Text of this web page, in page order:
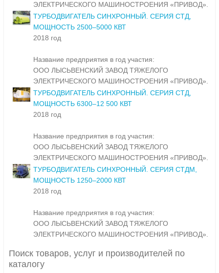
ЭЛЕКТРИЧЕСКОГО МАШИНОСТРОЕНИЯ «ПРИВОД».
ТУРБОДВИГАТЕЛЬ СИНХРОННЫЙ. СЕРИЯ СТД,
МОЩНОСТЬ 2500–5000 КВТ
2018 год
Название предприятия в год участия:
ООО ЛЫСЬВЕНСКИЙ ЗАВОД ТЯЖЕЛОГО
ЭЛЕКТРИЧЕСКОГО МАШИНОСТРОЕНИЯ «ПРИВОД».
ТУРБОДВИГАТЕЛЬ СИНХРОННЫЙ. СЕРИЯ СТД,
МОЩНОСТЬ 6300–12 500 КВТ
2018 год
Название предприятия в год участия:
ООО ЛЫСЬВЕНСКИЙ ЗАВОД ТЯЖЕЛОГО
ЭЛЕКТРИЧЕСКОГО МАШИНОСТРОЕНИЯ «ПРИВОД».
ТУРБОДВИГАТЕЛЬ СИНХРОННЫЙ. СЕРИЯ СТДМ,
МОЩНОСТЬ 1250–2000 КВТ
2018 год
Название предприятия в год участия:
ООО ЛЫСЬВЕНСКИЙ ЗАВОД ТЯЖЕЛОГО
ЭЛЕКТРИЧЕСКОГО МАШИНОСТРОЕНИЯ «ПРИВОД».
Поиск товаров, услуг и производителей по
каталогу